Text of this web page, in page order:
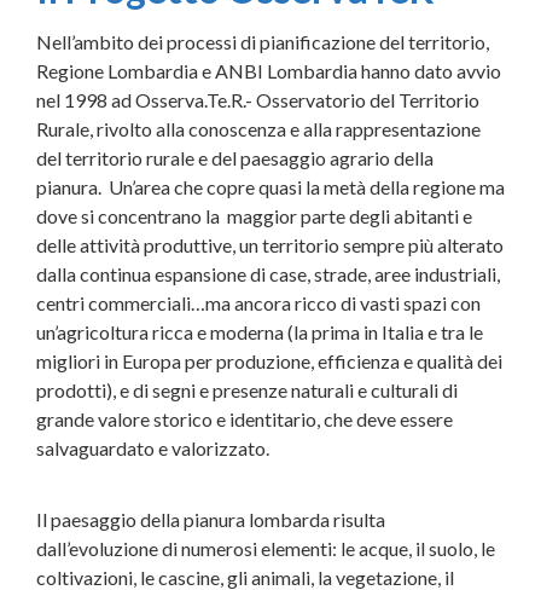
Nell’ambito dei processi di pianificazione del territorio,
Regione Lombardia e ANBI Lombardia hanno dato avvio
nel 1998 ad Osserva.Te.R.- Osservatorio del Territorio
Rurale, rivolto alla conoscenza e alla rappresentazione
del territorio rurale e del paesaggio agrario della
pianura. Un’area che copre quasi la metà della regione ma
dove si concentrano la maggior parte degli abitanti e
delle attività produttive, un territorio sempre più alterato
dalla continua espansione di case, strade, aree industriali,
centri commerciali…ma ancora ricco di vasti spazi con
un’agricoltura ricca e moderna (la prima in Italia e tra le
migliori in Europa per produzione, efficienza e qualità dei
prodotti), e di segni e presenze naturali e culturali di
grande valore storico e identitario, che deve essere
salvaguardato e valorizzato.
Il paesaggio della pianura lombarda risulta
dall’evoluzione di numerosi elementi: le acque, il suolo, le
coltivazioni, le cascine, gli animali, la vegetazione, il